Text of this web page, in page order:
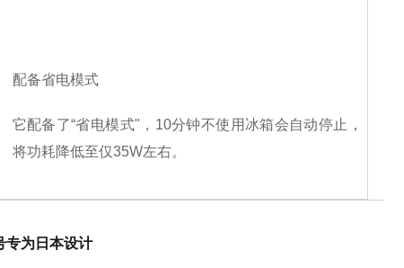
即使您在离心机旁边工作，也不会产生令人不快的废气。
3520 设计紧凑，宽度为 29 厘米 x 深度为 48.4 厘米。
3520是作为个人使用的离心机而开发的，可以放置在实
此您可以使用它而不必担心排出的空气令人不快。
以前，当旋转样品时，您必须按住旋转键，但 3520 配备
配备省电模式
它配备了“省电模式"，10分钟不使用冰箱会自动停止，
将功耗降低至仅35W左右。
专为日本设计